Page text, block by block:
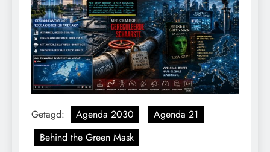
Getagd: Agenda 2030
Agenda 21
Behind the Green Mask